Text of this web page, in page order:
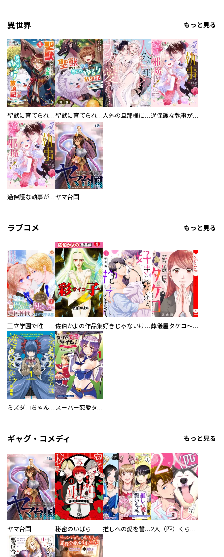
異世界 もっと見る
聖獣に育てられた少年の異世界ゆるり放浪記～神様からもらったチート魔法で、仲間たちとスローライフを満喫中～ 聖獣に育てられた少年の異世界ゆるり放浪記～神様からもらったチート魔法で、仲間たちとスローライフを満喫中～【分冊版】 人外の旦那様に娶られ毎晩ナカまで愛される…。アンソロジー 過保護な執事が私の婚活を邪魔してきます！ 分冊版
過保護な執事が私の婚活を邪魔してきます！ ヤマ台国
ラブコメ もっと見る
王立学園で唯一魔法が使えない庶民仲間のはずですよね～実は王子様で私を溺愛しているなんて告白はやめてください～佐伯かよの作品集 好きじゃないけど、抱いてください【電子単行本版／特典おまけ付き】 葬儀屋タケコ～あなたの最期、叶えます【電子単行本版】
ミズダコちゃんからは逃げられない！ スーパー恋愛タイム！～現場でドＳな彼女は自宅でデレる～
ギャグ・コメディ もっと見る
ヤマ台国 秘密のいばら 推しへの愛を誓いますか？～アラサー女子、推しは逃げぬが人生逃げる～ 2人（匹）くらし。